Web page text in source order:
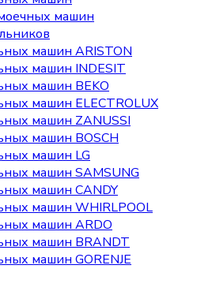
машин
машин ARISTON
машин INDESIT
машин BEKO
машин ELECTROLUX
машин ZANUSSI
машин BOSCH
машин LG
машин SAMSUNG
машин CANDY
машин WHIRLPOOL
машин ARDO
машин BRANDT
машин GORENJE